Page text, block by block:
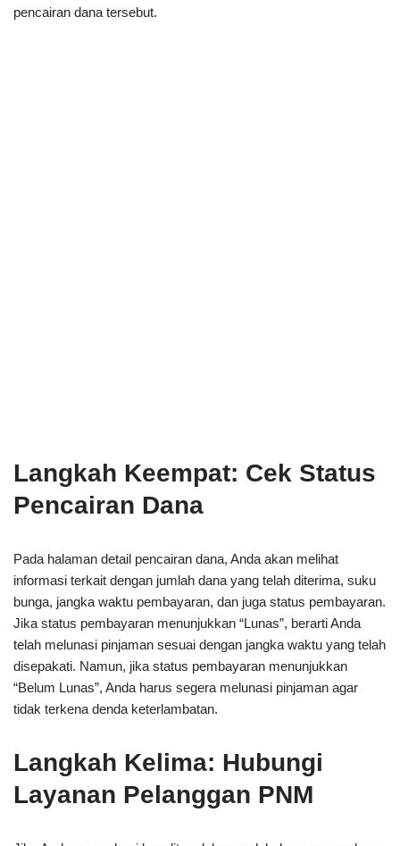
pencairan dana tersebut.
Langkah Keempat: Cek Status
Pencairan Dana
Pada halaman detail pencairan dana, Anda akan melihat
informasi terkait dengan jumlah dana yang telah diterima, suku
bunga, jangka waktu pembayaran, dan juga status pembayaran.
Jika status pembayaran menunjukkan “Lunas”, berarti Anda
telah melunasi pinjaman sesuai dengan jangka waktu yang telah
disepakati. Namun, jika status pembayaran menunjukkan
“Belum Lunas”, Anda harus segera melunasi pinjaman agar
tidak terkena denda keterlambatan.
Langkah Kelima: Hubungi
Layanan Pelanggan PNM